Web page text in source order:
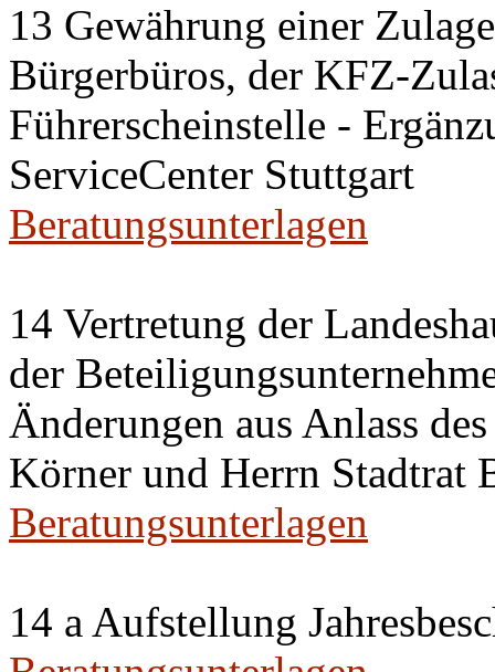
13 Gewährung einer
Bürgerbüros, der KFZ-
Führerscheinstelle -
ServiceCenter Stuttgart
Beratungsunterlagen
14 Vertretung der
der
Änderungen aus Anlass
Körner und Herrn Stadtrat
Beratungsunterlagen
14 a Aufstellung